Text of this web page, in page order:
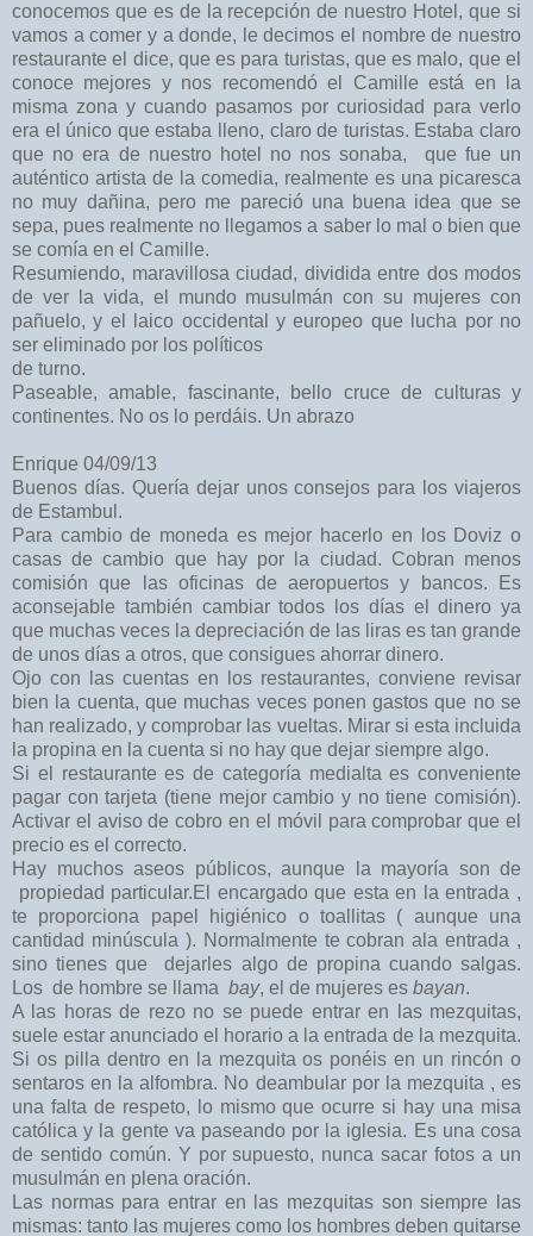
conocemos que es de la recepción de nuestro Hotel, que si
vamos a comer y a donde, le decimos el nombre de nuestro
restaurante el dice, que es para turistas, que es malo, que el
conoce mejores y nos recomendó el Camille está en la
misma zona y cuando pasamos por curiosidad para verlo
era el único que estaba lleno, claro de turistas. Estaba claro
que no era de nuestro hotel no nos sonaba, que fue un
auténtico artista de la comedia, realmente es una picaresca
no muy dañina, pero me pareció una buena idea que se
sepa, pues realmente no llegamos a saber lo mal o bien que
se comía en el Camille.
Resumiendo, maravillosa ciudad, dividida entre dos modos
de ver la vida, el mundo musulmán con su mujeres con
pañuelo, y el laico occidental y europeo que lucha por no
ser eliminado por los políticos
de turno.
Paseable, amable, fascinante, bello cruce de culturas y
continentes. No os lo perdáis. Un abrazo
Enrique 04/09/13
Buenos días. Quería dejar unos consejos para los viajeros
de Estambul.
Para cambio de moneda es mejor hacerlo en los Doviz o
casas de cambio que hay por la ciudad. Cobran menos
comisión que las oficinas de aeropuertos y bancos. Es
aconsejable también cambiar todos los días el dinero ya
que muchas veces la depreciación de las liras es tan grande
de unos días a otros, que consigues ahorrar dinero.
Ojo con las cuentas en los restaurantes, conviene revisar
bien la cuenta, que muchas veces ponen gastos que no se
han realizado, y comprobar las vueltas. Mirar si esta incluida
la propina en la cuenta si no hay que dejar siempre algo.
Si el restaurante es de categoría medialta es conveniente
pagar con tarjeta (tiene mejor cambio y no tiene comisión).
Activar el aviso de cobro en el móvil para comprobar que el
precio es el correcto.
Hay muchos aseos públicos, aunque la mayoría son de
propiedad particular.El encargado que esta en la entrada ,
te proporciona papel higiénico o toallitas ( aunque una
cantidad minúscula ). Normalmente te cobran ala entrada ,
sino tienes que dejarles algo de propina cuando salgas.
Los de hombre se llama bay, el de mujeres es bayan.
A las horas de rezo no se puede entrar en las mezquitas,
suele estar anunciado el horario a la entrada de la mezquita.
Si os pilla dentro en la mezquita os ponéis en un rincón o
sentaros en la alfombra. No deambular por la mezquita , es
una falta de respeto, lo mismo que ocurre si hay una misa
católica y la gente va paseando por la iglesia. Es una cosa
de sentido común. Y por supuesto, nunca sacar fotos a un
musulmán en plena oración.
Las normas para entrar en las mezquitas son siempre las
mismas: tanto las mujeres como los hombres deben quitarse